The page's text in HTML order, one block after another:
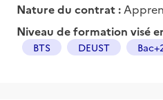
Nature du contrat :
Niveau de formation visé
BTS DEUST